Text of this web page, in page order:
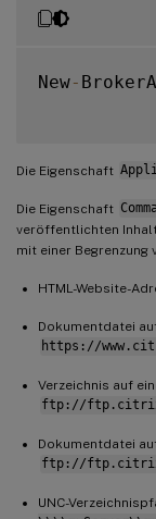
New-
Die Eigenschaft
Die Eigenschaft
veröffentlichten
mit einer Begrenzung
HTML-Website-
Dokumentdatei
https://
Verzeichnis auf
ftp://
Dokumentdatei
ftp://
UNC-